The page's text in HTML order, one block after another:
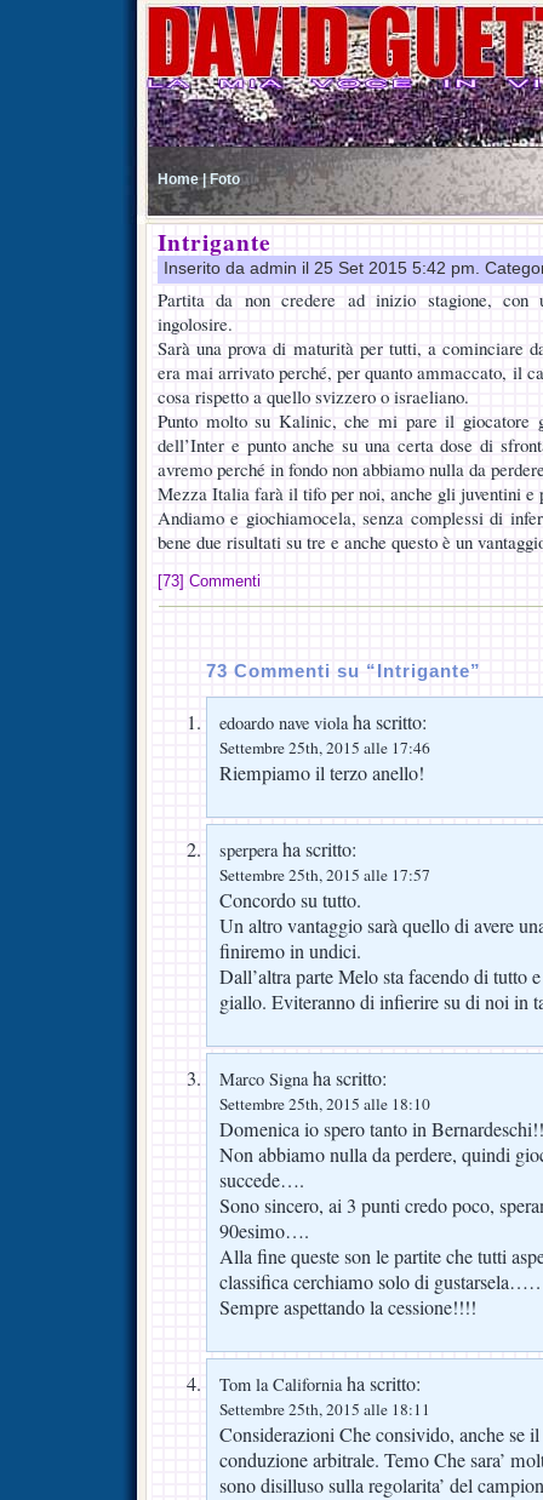
Home | Foto
Intrigante
Inserito da admin il 25 Set 2015 5:42 pm.
Partita da non credere ad inizio stagione, con
ingolosire.
Sarà una prova di maturità per tutti, a cominciare
era mai arrivato perché, per quanto ammaccato, il
cosa rispetto a quello svizzero o israeliano.
Punto molto su Kalinic, che mi pare il giocatore
dell’Inter e punto anche su una certa dose di
avremo perché in fondo non abbiamo nulla da
Mezza Italia farà il tifo per noi, anche gli juventini e
Andiamo e giochiamocela, senza complessi di
bene due risultati su tre e anche questo è un
[73] Commenti
73 Commenti su “Intrigante”
edoardo nave violaha scritto:
Settembre 25th, 2015 alle 17:46
Riempiamo il terzo anello!
sperperaha scritto:
Settembre 25th, 2015 alle 17:57
Concordo su tutto.
Un altro vantaggio sarà quello di avere
finiremo in undici.
Dall’altra parte Melo sta facendo di tutto
giallo. Eviteranno di infierire su di noi in
Marco Signaha scritto:
Settembre 25th, 2015 alle 18:10
Domenica io spero tanto in
Non abbiamo nulla da perdere, quindi
succede….
Sono sincero, ai 3 punti credo poco,
90esimo….
Alla fine queste son le partite che tutti
classifica cerchiamo solo di
Sempre aspettando la cessione!!!!
Tom la Californiaha scritto:
Settembre 25th, 2015 alle 18:11
Considerazioni Che consivido, anche se
conduzione arbitrale. Temo Che sara’
sono disilluso sulla regolarita’ del